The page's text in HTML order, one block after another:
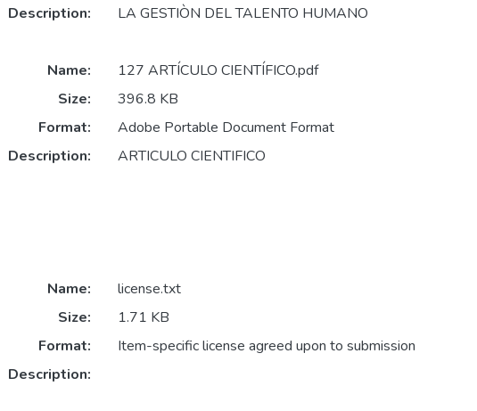
Description:
LA GESTIÒN DEL TALENTO HUMANO
Name:
127 ARTÍCULO CIENTÍFICO.pdf
Size:
396.8 KB
Format:
Adobe Portable Document Format
Description:
ARTICULO CIENTIFICO
Name:
license.txt
Size:
1.71 KB
Format:
Item-specific license agreed upon to submission
Description: